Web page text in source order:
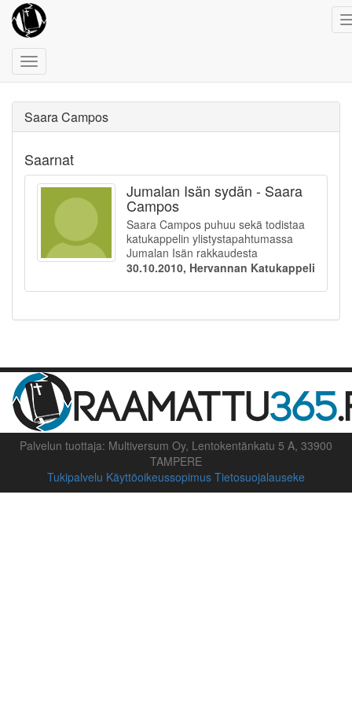
Toggle
navigation
Saara Campos
Saarnat
Jumalan Isän sydän - Saara
Campos
Saara Campos puhuu sekä todistaa
katukappelin ylistystapahtumassa
Jumalan Isän rakkaudesta
30.10.2010, Hervannan Katukappeli
Palvelun tuottaja: Multiversum Oy, Lentokentänkatu 5 A, 33900
TAMPERE
Tukipalvelu Käyttöoikeussopimus Tietosuojalauseke